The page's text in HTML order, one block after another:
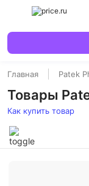
Главная Patek
Товары
Как купить товар